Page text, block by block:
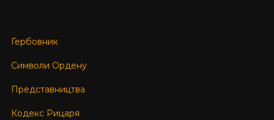
Гербовник
Символи Ордену
Представництва
Кодекс Рицаря